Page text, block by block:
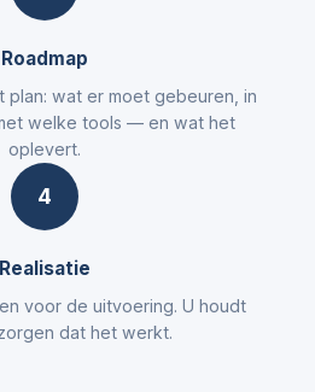
Roadmap
plan: wat er moet gebeuren, in
welke tools — en wat het
oplevert.
4
Realisatie
voor de uitvoering. U houdt
dat het werkt.